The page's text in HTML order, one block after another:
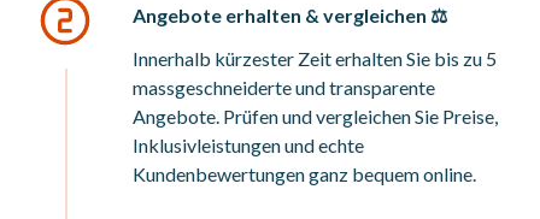
Angebote erhalten & vergleichen ⚖️
Innerhalb kürzester Zeit erhalten Sie bis zu 5
massgeschneiderte und transparente
Angebote. Prüfen und vergleichen Sie Preise,
Inklusivleistungen und echte
Kundenbewertungen ganz bequem online.